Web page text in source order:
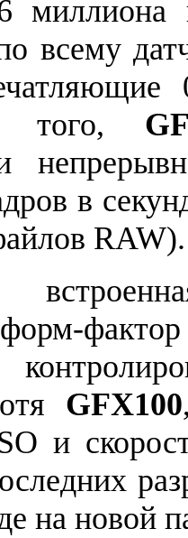
миллиона
всему
того,
в
RAW).
GFX100
и
на новой